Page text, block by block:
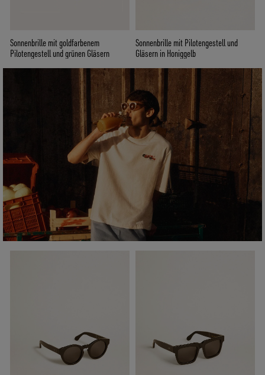
Sonnenbrille mit goldfarbenem
Pilotengestell und grünen Gläsern
Sonnenbrille mit Pilotengestell und
Gläsern in Honiggelb